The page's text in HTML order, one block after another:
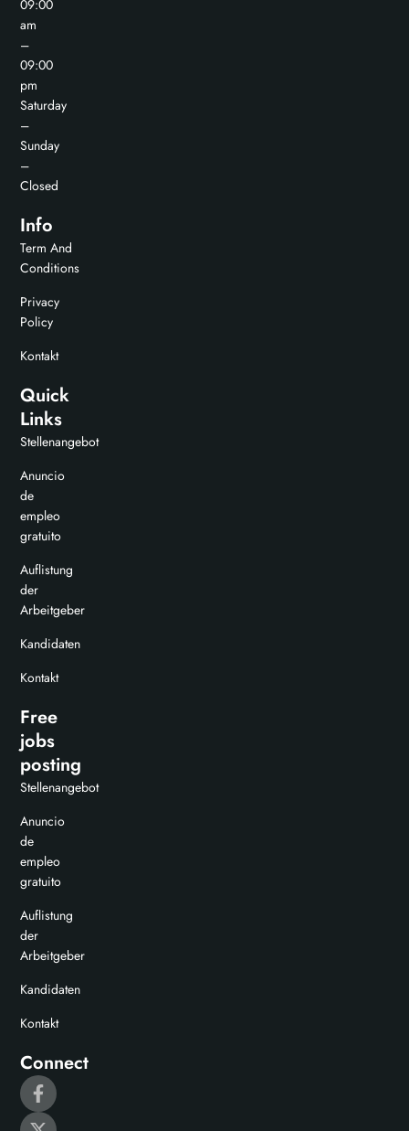
09:00
am
–
09:00
pm
Saturday
–
Sunday
–
Closed
Info
Term And
Conditions
Privacy
Policy
Kontakt
Quick
Links
Stellenangebot
Anuncio
de
empleo
gratuito
Auflistung
der
Arbeitgeber
Kandidaten
Kontakt
Free
jobs
posting
Stellenangebot
Anuncio
de
empleo
gratuito
Auflistung
der
Arbeitgeber
Kandidaten
Kontakt
Connect